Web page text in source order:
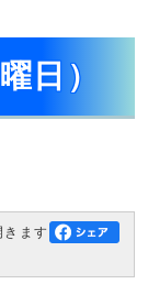
日）
きます